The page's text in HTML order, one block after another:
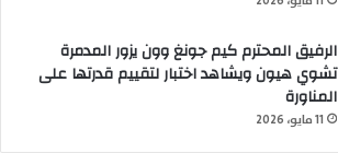
الرفيق المحترم كيم جونغ وون يزور المدمرة
تشوي هيون ويشاهد اختبار لتقييم قدرتها على
المناورة
11 مايو، 2026